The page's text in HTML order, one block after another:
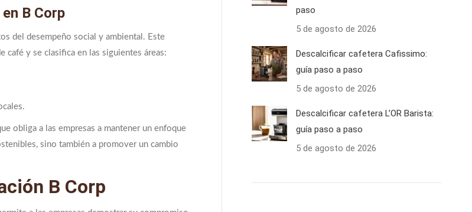
B Corp
del desempeño social y ambiental. Este
café y se clasifica en las siguientes áreas:
obliga a las empresas a mantener un enfoque
sino también a promover un cambio
B Corp
paso
5 de agosto de 2026
Descalcificar cafetera Cafissimo:
guía paso a paso
5 de agosto de 2026
Descalcificar cafetera L’OR Barista:
guía paso a paso
5 de agosto de 2026